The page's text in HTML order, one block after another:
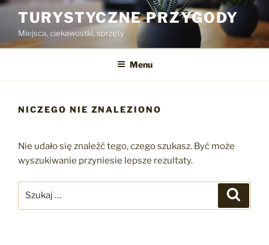
Przejdź
treści
TURYSTYCZNE PRZYGODY
Miejsca, ciekawostki, sprzęty
Menu
NICZEGO NIE ZNALEZIONO
Nie udało się znaleźć tego, czego szukasz. Być może
wyszukiwanie przyniesie lepsze rezultaty.